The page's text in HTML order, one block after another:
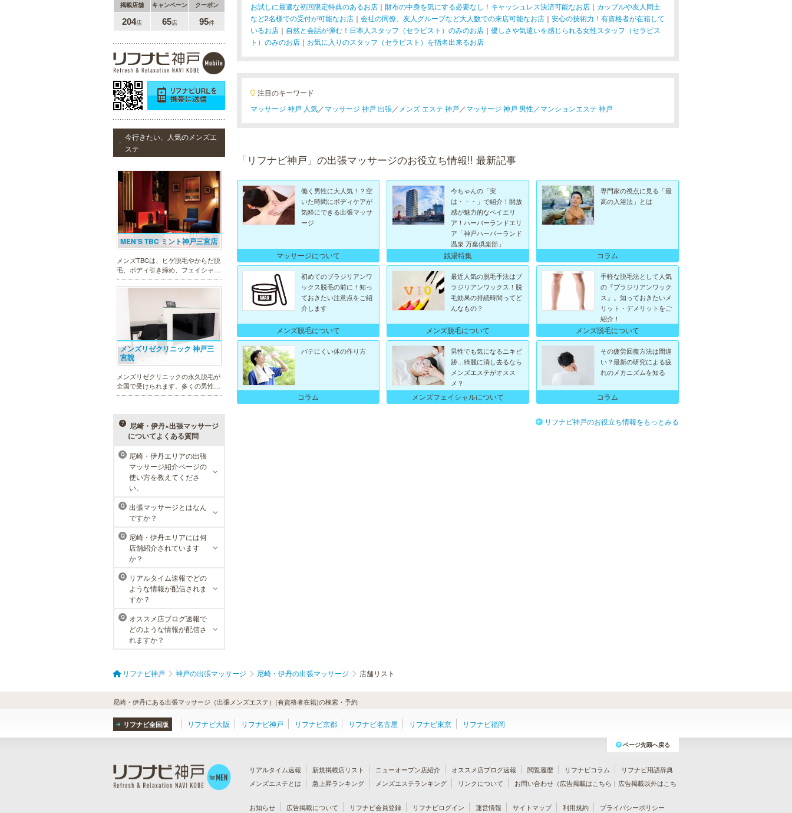
掲載店舗 キャンペーン クーポン
204店 65店 95件
今行きたい、人気のメンズエ
ステ
MEN’S TBC ミント神戸三宮店
メンズTBCは、ヒゲ脱毛やからだ脱
毛、ボディ引き締め、フェイシャル
等、清潔感を保ちたい方や、お手入
れを楽に済ませたい方を全力でサポ
用意し、お待ちしております。
メンズリゼクリニック 神戸三
宮院
メンズリゼクリニックの永久脱毛が
全国で受けられます。多くの男性患
者様にご支持頂き、新宿1院から始
るクリニックになりました。
ラ・パルレ 神戸本店
ラ・パルレでは、脱毛、フェイシャ
ルや引き締め、アロマトリートメン
ト、本格的なダイエットコース等、
幅広いメニューでお客様の美を応
援。初めてで不安という方には、初
回限定体験コースも多数取り揃えて
おります。
尼崎・伊丹×出張マッサージ
についてよくある質問
Q
尼崎・伊丹エリアの出張
マッサージ紹介ページの
使い方を教えてくださ
い。
Q
出張マッサージとはなん
ですか？
Q
尼崎・伊丹エリアには何
店舗紹介されています
か？
Q
リアルタイム速報でどの
ような情報が配信されま
すか？
Q
オススメ店ブログ速報で
どのような情報が配信さ
れますか？
お試しに最適な初回限定特典のあるお店 ｜ 財布の中身を気にする必要なし！キャッシュレス決済可能なお店 ｜ カップルや友人同士
など2名様での受付が可能なお店 ｜ 会社の同僚、友人グループなど大人数での来店可能なお店 ｜ 安心の技術力！有資格者が在籍して
いるお店 ｜ 自然と会話が弾む！日本人スタッフ（セラピスト）のみのお店 ｜ 優しさや気遣いを感じられる女性スタッフ（セラピス
ト）のみのお店 ｜ お気に入りのスタッフ（セラピスト）を指名出来るお店
注目のキーワード
マッサージ 神戸 人気／マッサージ 神戸 出張／ メンズ エステ 神戸／マッサージ 神戸 男性／マンションエステ 神戸
「リフナビ神戸」の出張マッサージのお役立ち情報!! 最新記事
働く男性に大人気！？空
いた時間にボディケアが
気軽にできる出張マッサ
ージ
マッサージについて
今ちゃんの「実
は・・・」で紹介！開放
感が魅力的なベイエリ
ア！ハーバーランドエリ
ア「神戸ハーバーランド
温泉 万葉倶楽部」
銭湯特集
専門家の視点に見る「最
高の入浴法」とは
コラム
初めてのブラジリアンワ
ックス脱毛の前に！知っ
ておきたい注意点をご紹
介します
メンズ脱毛について
最近人気の脱毛手法はブ
ラジリアンワックス！脱
毛効果の持続時間ってど
んなもの？
メンズ脱毛について
手軽な脱毛法として人気
の『ブラジリアンワック
ス』。知っておきたいメ
リット・デメリットをご
紹介！
メンズ脱毛について
バテにくい体の作り方
コラム
男性でも気になるニキビ
跡…綺麗に消し去るなら
メンズエステがオスス
メ？
メンズフェイシャルについて
その疲労回復方法は間違
い？最新の研究による疲
れのメカニズムを知る
コラム
リフナビ神戸のお役立ち情報をもっとみる
リフナビ神戸 神戸の出張マッサージ 尼崎・伊丹の出張マッサージ 店舗リスト
尼崎・伊丹にある出張マッサージ（出張メンズエステ）(有資格者在籍)の検索・予約
リフナビ全国版 リフナビ大阪 リフナビ神戸 リフナビ京都 リフナビ名古屋 リフナビ東京 リフナビ福岡
ページ先頭へ戻る
リアルタイム速報 新規掲載店リスト ニューオープン店紹介 オススメ店ブログ速報 閲覧履歴 リフナビコラム
リフナビ用語辞典
メンズエステとは
急上昇ランキング メンズエステランキング リンクについて お問い合わせ（広告掲載はこちら ｜ 広告掲載以外はこち
お知らせ
広告掲載について リフナビ会員登録 リフナビログイン 運営情報 サイトマップ 利用規約 プライバシーポリシー